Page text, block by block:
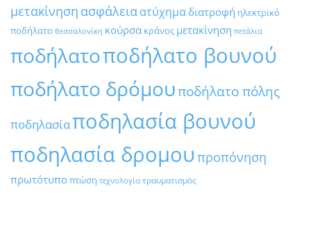
μετακίνηση ασφάλειαατύχημα διατροφή ηλεκτρικό
ποδήλατο θεσσαλονίκη κούρσα κράνος μετακίνηση πετάλια
ποδήλατοποδήλατο βουνού
ποδήλατο δρόμουποδήλατο πόλης
ποδηλασίαποδηλασία βουνού
ποδηλασία δρομου προπόνηση
πρωτότυποπτώση τεχνολογία τραυματισμός